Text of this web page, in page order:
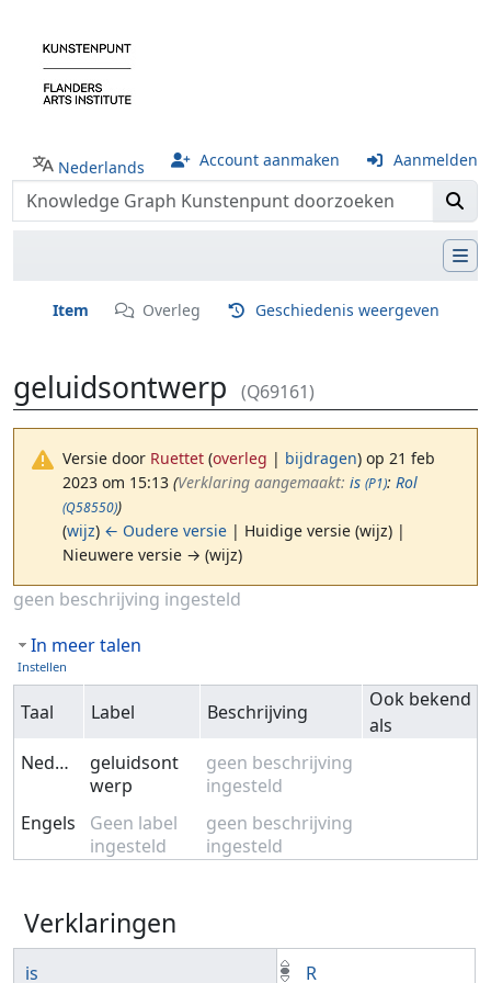
Nederlands Account aanmaken Aanmelden
Item Overleg Geschiedenis weergeven
geluidsontwerp (Q69161)
Versie door Ruettet (overleg | bijdragen) op 21 feb
2023 om 15:13 (‎Verklaring aangemaakt: is (P1): Rol
(Q58550))
(wijz) ← Oudere versie | Huidige versie (wijz) |
Nieuwere versie → (wijz)
Ga naar:navigatie,zoeken
geen beschrijving ingesteld
In meer talen
Instellen
Taal Label Beschrijving
Ook bekend
als
Nederlands
geluidsont
werp
geen beschrijving
ingesteld
Engels
Geen label
ingesteld
geen beschrijving
ingesteld
Verklaringen
is
R